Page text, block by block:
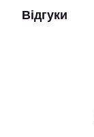
Відгуки